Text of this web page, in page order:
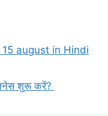
15 august in Hindi
शुरू करें?